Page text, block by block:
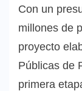
Con un
millones de
proyecto
Públicas de
primera